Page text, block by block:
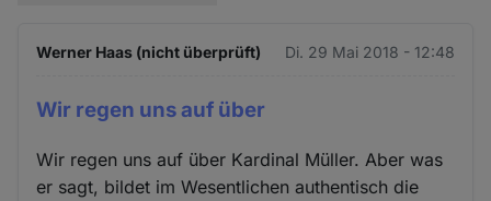
Werner Haas (nicht überprüft) Di. 29 Mai 2018 - 12:48
Wir regen uns auf über
Wir regen uns auf über Kardinal Müller. Aber was
er sagt, bildet im Wesentlichen authentisch die